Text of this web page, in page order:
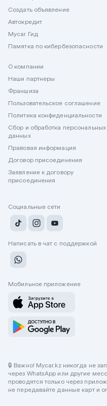
Создать объявление
Автокредит
Mycar Гид
Памятка по кибербезопасности
О компании
Наши партнеры
Франшиза
Пользовательское соглашение
Политика конфиденциальности
Сбор и обработка персональных
данных
Правовая информация
Договор присоединения
Заявление к договору
присоединения
Социальные сети
Написать в чат с поддержкой
Мобильное приложение
🔒 Важно! Mycar.kz никогда не
через WhatsApp или другие
проводятся только через
не передавайте данные карт и